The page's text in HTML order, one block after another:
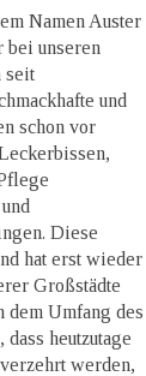
Namen Auster
bei unseren
seit
und
schon vor
Diese
hat erst wieder
Großstädte
dem Umfang des
heutzutage
werden,